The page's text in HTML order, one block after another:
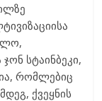
სტაინბეკი,
რომლებიც
ქვეყნის